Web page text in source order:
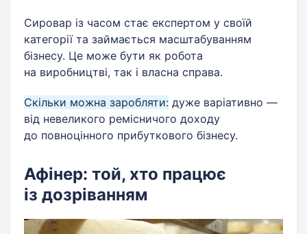
Сировар із часом стає експертом у своїй
категорії та займається масштабуванням
бізнесу. Це може бути як робота
на виробництві, так і власна справа.
Скільки можна заробляти: дуже варіативно —
від невеликого ремісничого доходу
до повноцінного прибуткового бізнесу.
Афінер: той, хто працює
із дозріванням